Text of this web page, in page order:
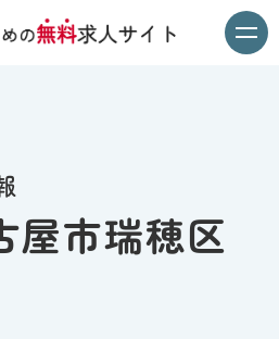
屋市瑞穂区